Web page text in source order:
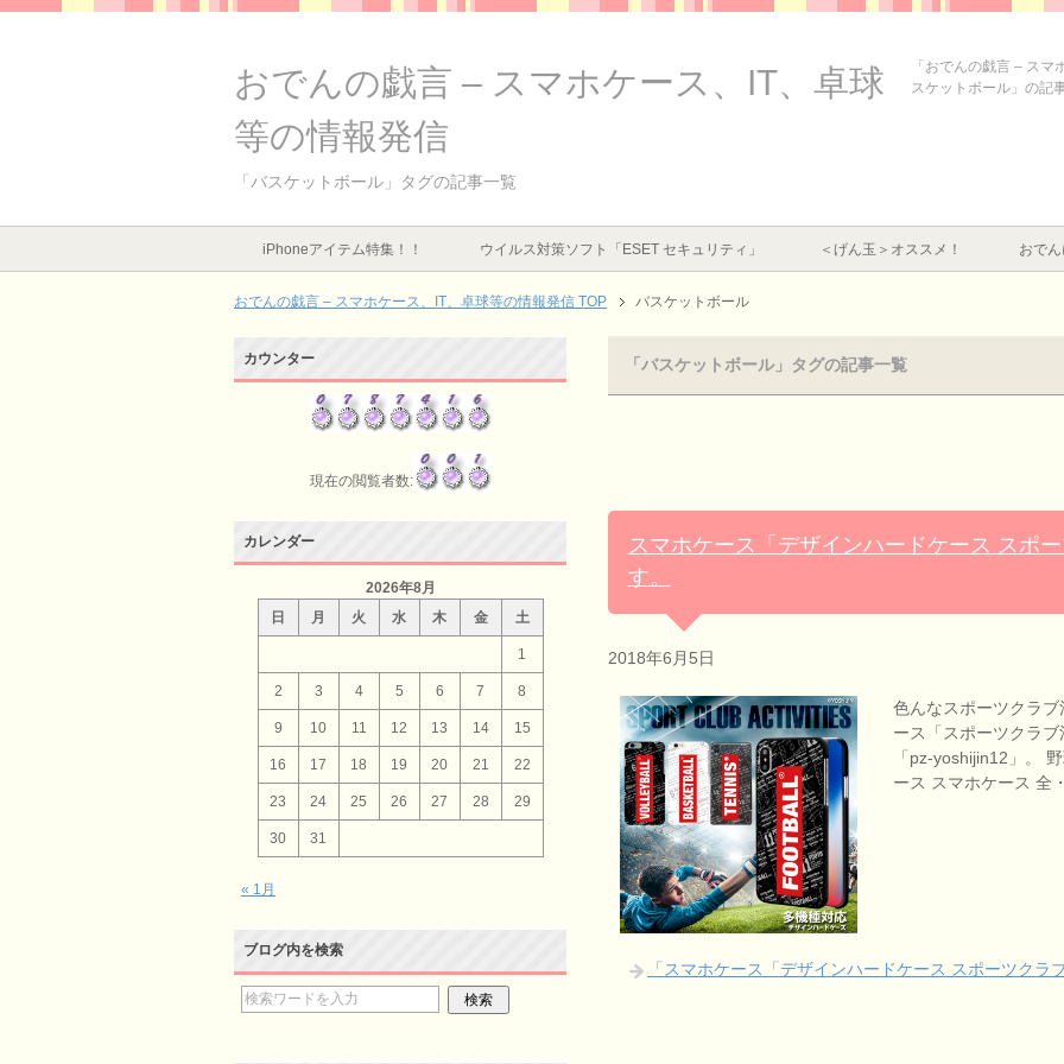
おでんの戯言 – スマホケース、IT、卓球
等の情報発信
「バスケットボール」タグの記事一覧
「おでんの戯言 – ス
スケットボール」の記
iPhoneアイテム特集！！ ウイルス対策ソフト「ESET セキュリティ」 ＜げん玉＞オススメ！ おで
おでんの戯言 – スマホケース、IT、卓球等の情報発信 TOP バスケットボール
「バスケットボール」タグの記事一覧
スマホケース「デザインハードケース スポ
す。
2018年6月5日
色んなスポーツクラ
ース「スポーツクラ
「pz-yoshijin12」。
ース スマホケース 全
「スマホケース「デザインハードケース スポーツク
カウンター
現在の閲覧者数:
カレンダー
2026年8月
日
月 火 水 木 金 土
1
2 3 4 5 6 7 8
9 10 11 12 13 14 15
16 17 18 19 20 21 22
23 24 25 26 27 28 29
30 31
« 1月
ブログ内を検索